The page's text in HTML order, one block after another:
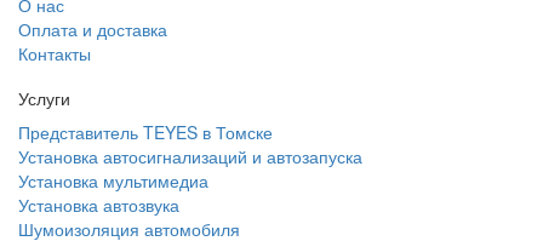
Оплата и доставка
Контакты
Услуги
Представитель TEYES в Томске
Установка автосигнализаций и автозапуска
Установка мультимедиа
Установка автозвука
Шумоизоляция автомобиля